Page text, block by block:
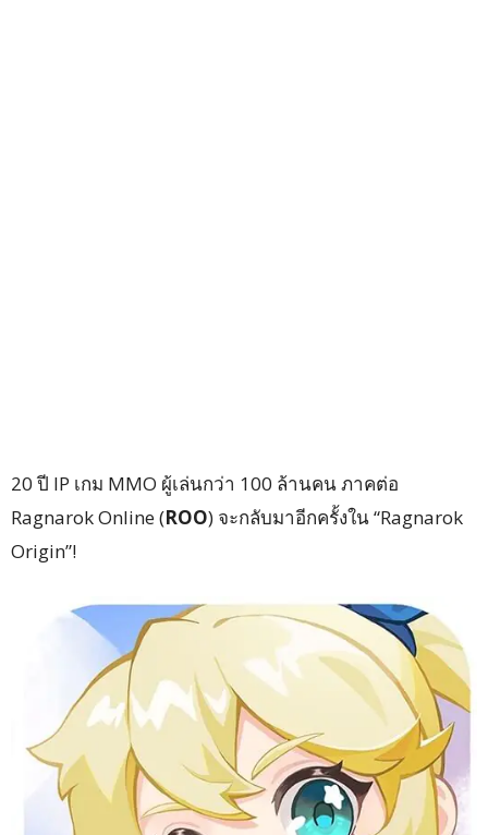
20 ปี IP เกม MMO ผู้เล่นกว่า 100 ล้านคน ภาคต่อ
Ragnarok Online (ROO) จะกลับมาอีกครั้งใน “Ragnarok
Origin”!